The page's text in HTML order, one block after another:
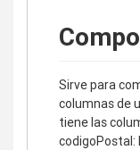
Sirve para
columnas de
tiene las
codigoPostal: